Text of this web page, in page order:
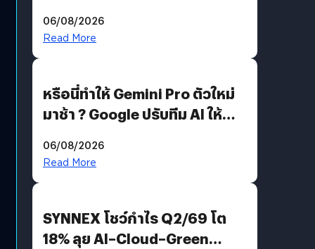
06/08/2026
Read More
หรือนี่ทำให้ Gemini Pro ตัวใหม่
มาช้า ? Google ปรับทีม AI ให้
AGI
06/08/2026
Read More
SYNNEX โชว์กำไร Q2/69 โต
18% ลุย AI–Cloud–Green